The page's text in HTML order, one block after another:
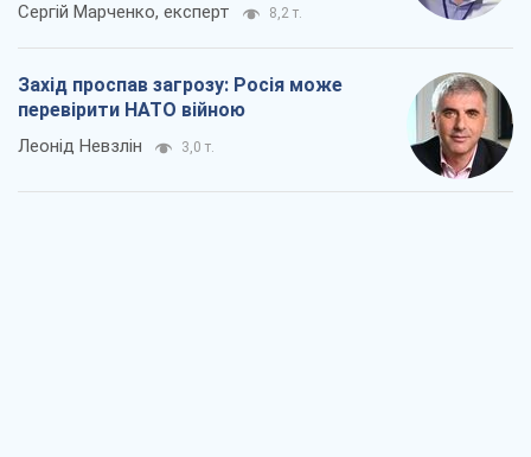
Сергій Марченко, експерт 8,2 т.
Захід проспав загрозу: Росія може
перевірити НАТО війною
Леонід Невзлін 3,0 т.